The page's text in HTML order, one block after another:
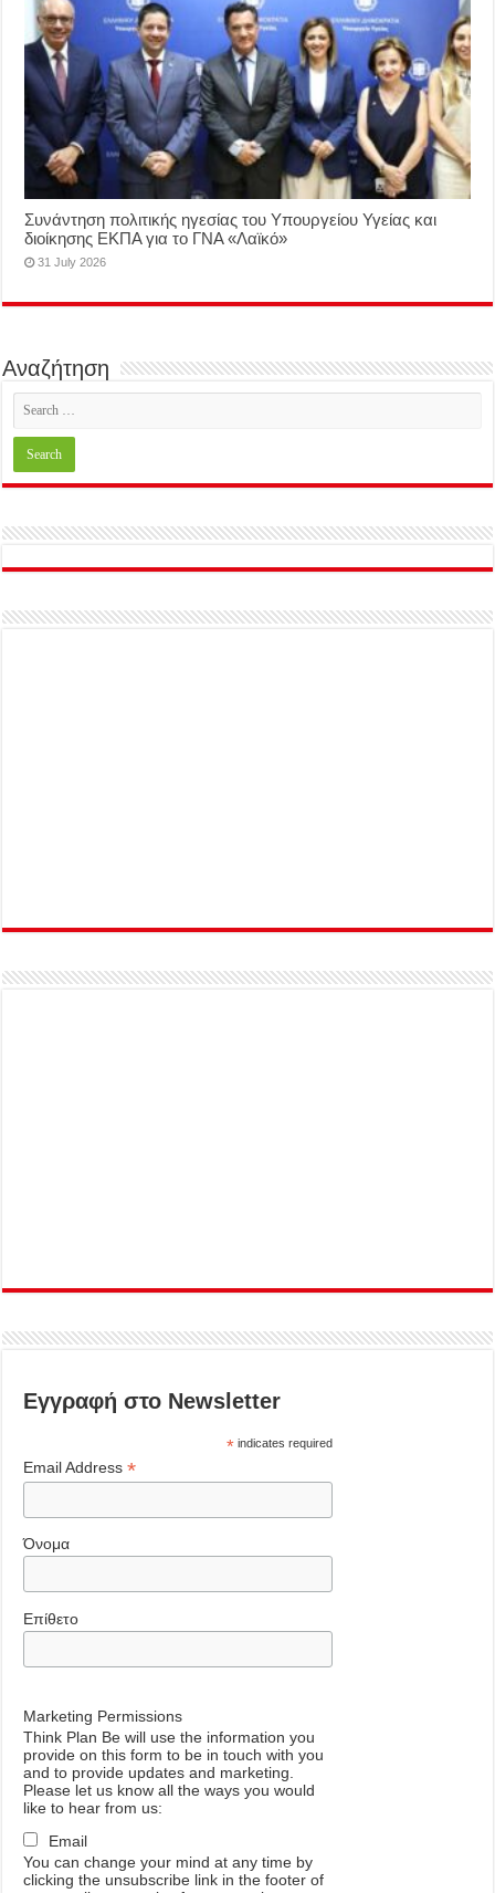
Συνάντηση πολιτικής ηγεσίας του Υπουργείου Υγείας και
διοίκησης ΕΚΠΑ για το ΓΝΑ «Λαϊκό»
31 July 2026
Αναζήτηση
Εγγραφή στο Newsletter
*indicates required
Email Address*
Όνομα
Επίθετο
Marketing Permissions
Think Plan Be will use the information you
provide on this form to be in touch with you
and to provide updates and marketing.
Please let us know all the ways you would
like to hear from us:
Email
You can change your mind at any time by
clicking the unsubscribe link in the footer of